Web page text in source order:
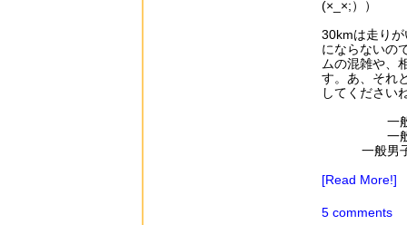
(×_×;））
30kmは走り
にならないの
ムの混雑や、
す。あ、それ
してください
一
一
一般男
[Read More!]
5 comments